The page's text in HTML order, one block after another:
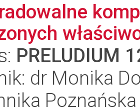
PRELUDIUM
dr Monika
Poznańska